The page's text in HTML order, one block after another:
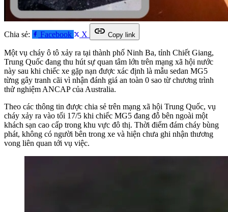
Chia sẻ: Facebook X link Copy link
Một vụ cháy ô tô xảy ra tại thành phố Ninh Ba, tỉnh Chiết Giang,
Trung Quốc đang thu hút sự quan tâm lớn trên mạng xã hội nước
này sau khi chiếc xe gặp nạn được xác định là mẫu sedan MG5
từng gây tranh cãi vì nhận đánh giá an toàn 0 sao từ chương trình
thử nghiệm ANCAP của Australia.
Theo các thông tin được chia sẻ trên mạng xã hội Trung Quốc, vụ
cháy xảy ra vào tối 17/5 khi chiếc MG5 đang đỗ bên ngoài một
khách sạn cao cấp trong khu vực đô thị. Thời điểm đám cháy bùng
phát, không có người bên trong xe và hiện chưa ghi nhận thương
vong liên quan tới vụ việc.